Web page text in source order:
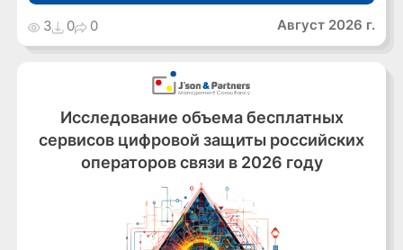
3 0 0 Август 2026 г.
Исследование объема бесплатных
сервисов цифровой защиты российских
операторов связи в 2026 году